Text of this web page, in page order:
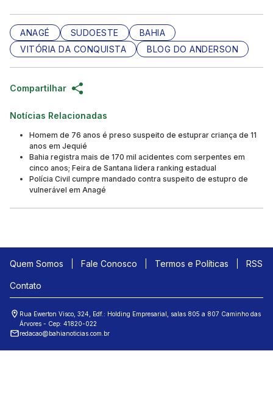
ANAGÉ SUDOESTE
BAHIA
VITÓRIA DA CONQUISTA
BLOG DO ANDERSON
Compartilhar
Notícias Relacionadas
Homem de 76 anos é preso suspeito de estuprar criança de 11
anos em Jequié
Bahia registra mais de 170 mil acidentes com serpentes em
cinco anos; Feira de Santana lidera ranking estadual
Polícia Civil cumpre mandado contra suspeito de estupro de
vulnerável em Anagé
Quem Somos Fale Conosco Termos e Políticas RSS
Contato
Rua Ewerton Visco, 324, Edf.: Holding Empresarial, salas 805 a 807 Caminho das
Árvores - Cep: 41820-022
redacao@bahianoticias.com.br